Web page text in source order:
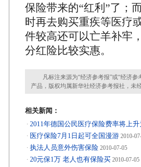
保险带来的“红利”了；
时再去购买重疾等医疗
件较高还可以亡羊补牢
分红险比较实惠。
凡标注来源为“经济参考报”或“经济参
产品，版权均属新华社经济参考报社，未
相关新闻：
· 2011年德国公民医疗保险费率将上升
· 医疗保险7月1日起可全国漫游 2010-
· 执法人员意外伤害保险 2010-07-05
· 20元保1万 老人也有保险买 2010-07-05